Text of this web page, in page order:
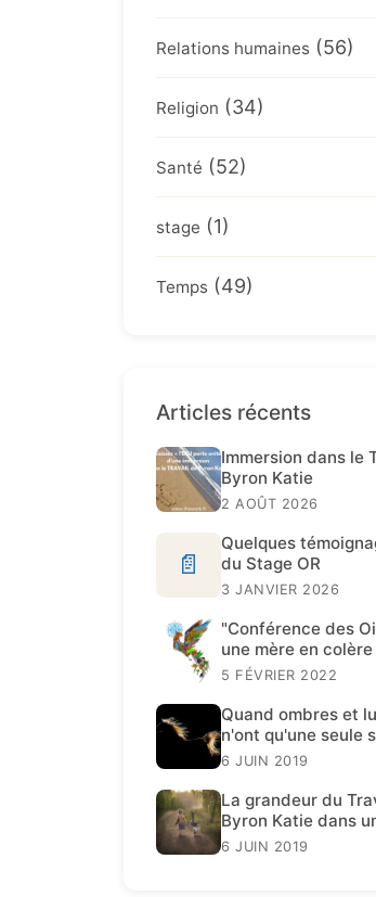
Relations humaines (56)
Religion (34)
Santé (52)
stage (1)
Temps (49)
Articles récents
Immersion dans le
Byron Katie
2 AOÛT 2026
📄
Quelques
du Stage OR
3 JANVIER 2026
"Conférence des
une mère en
fille
5 FÉVRIER 2022
Quand ombres et
n'ont qu'une seule
Travail de Katie est
6 JUIN 2019
La grandeur du
Byron Katie dans
décadent
6 JUIN 2019